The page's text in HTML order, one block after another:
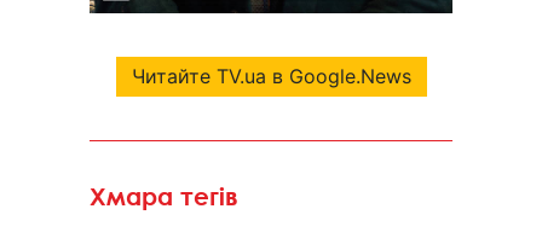
Читайте TV.ua в Google.News
Хмара тегів